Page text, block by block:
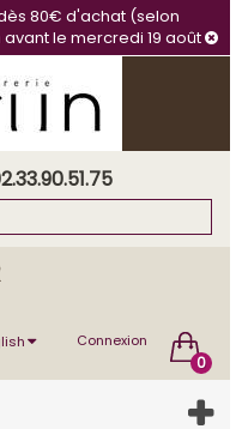
80€ d'achat (selon
le mercredi 19 août
0
Connexion